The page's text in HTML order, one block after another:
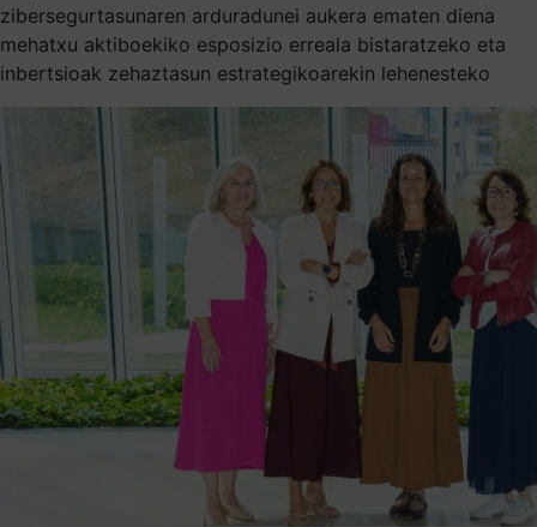
zibersegurtasunaren arduradunei aukera ematen diena
mehatxu aktiboekiko esposizio erreala bistaratzeko eta
inbertsioak zehaztasun estrategikoarekin lehenesteko